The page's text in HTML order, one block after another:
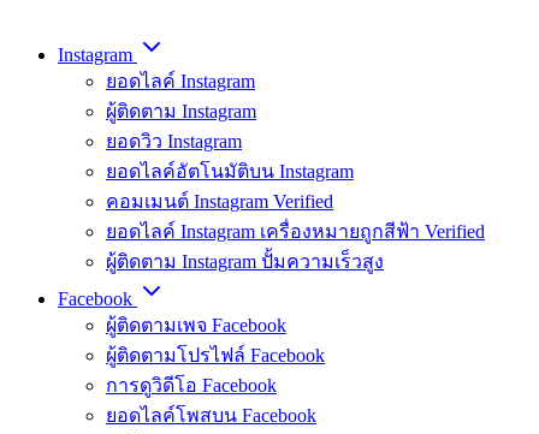
Instagram
ยอดไลค์ Instagram
ผู้ติดตาม Instagram
ยอดวิว Instagram
ยอดไลค์อัตโนมัติบน Instagram
คอมเมนต์ Instagram Verified
ยอดไลค์ Instagram เครื่องหมายถูกสีฟ้า Verified
ผู้ติดตาม Instagram ปั้มความเร็วสูง
Facebook
ผู้ติดตามเพจ Facebook
ผู้ติดตามโปรไฟล์ Facebook
การดูวิดีโอ Facebook
ยอดไลค์โพสบน Facebook